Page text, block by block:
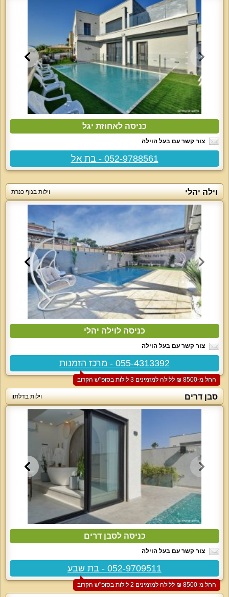
כניסה לאחוזת יגל
צור קשר עם בעל הוילה
052-9788561 - בת אל
וילה יהלי וילות בנוף כנרת
כניסה לוילה יהלי
צור קשר עם בעל הוילה
055-4313392 - מרכז הזמנות
החל מ-‏8500 ₪ ללילה למזמינים 3 לילות בסופ"ש הקרוב
סבן דרים וילות בדלתון
כניסה לסבן דרים
צור קשר עם בעל הוילה
052-9709511 - בת שבע
החל מ-‏8500 ₪ ללילה למזמינים 2 לילות בסופ"ש הקרוב